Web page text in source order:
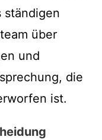
ständigen
über
und
die
ist.